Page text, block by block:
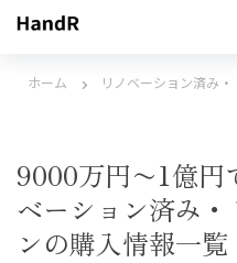
ホーム リノベーション済み
9000万円〜1億円
ベーション済み
ンの購入情報一覧